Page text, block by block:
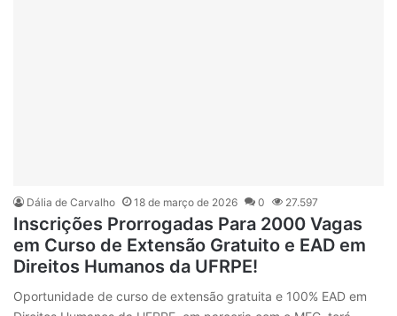
Dália de Carvalho 18 de março de 2026 0 27.597
Inscrições Prorrogadas Para 2000 Vagas
em Curso de Extensão Gratuito e EAD em
Direitos Humanos da UFRPE!
Oportunidade de curso de extensão gratuita e 100% EAD em